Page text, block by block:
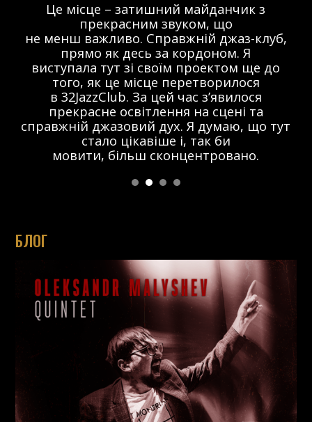
Це місце – затишний майданчик з
прекрасним звуком, що
не менш важливо. Справжній джаз-клуб,
прямо як десь за кордоном. Я
виступала тут зі своїм проектом ще до
того, як це місце перетворилося
в 32JazzClub. За цей час з’явилося
прекрасне освітлення на сцені та
справжній джазовий дух. Я думаю, що тут
стало цікавіше і, так би
мовити, більш сконцентровано.
БЛОГ